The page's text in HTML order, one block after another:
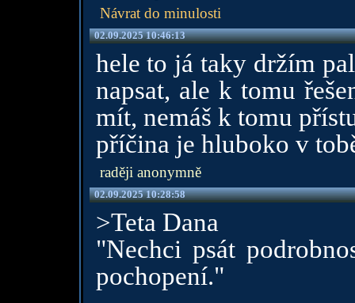
Návrat do minulosti
02.09.2025 10:46:13
hele to já taky držím
napsat, ale k tomu
mít, nemáš k tomu
příčina je hluboko v
raději anonymně
02.09.2025 10:28:58
>Teta Dana
"Nechci psát
pochopení."